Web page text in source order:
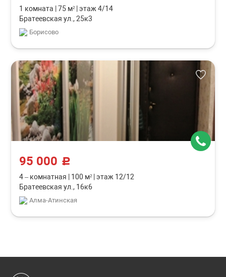
1 комната 75 м² этаж 4/14
Братеевская ул., 25к3
Борисово
95 000 c
4 – комнатная 100 м² этаж 12/12
Братеевская ул., 16к6
Алма-Атинская